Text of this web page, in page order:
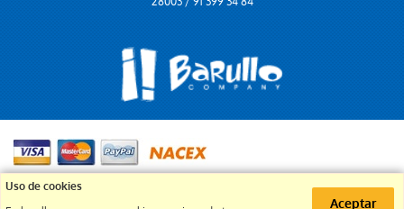
91 399 34 84 Aceptar
Uso de cookies